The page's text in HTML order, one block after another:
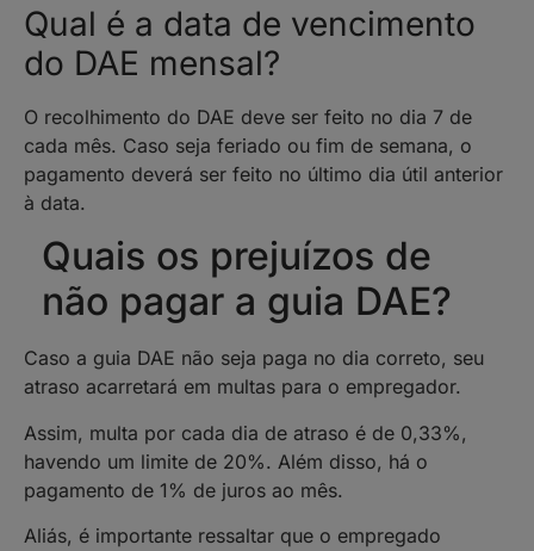
Qual é a data de vencimento
do DAE mensal?
O recolhimento do DAE deve ser feito no dia 7 de
cada mês. Caso seja feriado ou fim de semana, o
pagamento deverá ser feito no último dia útil anterior
à data.
Quais os prejuízos de
não pagar a guia DAE?
Caso a guia DAE não seja paga no dia correto, seu
atraso acarretará em multas para o empregador.
Assim, multa por cada dia de atraso é de 0,33%,
havendo um limite de 20%. Além disso, há o
pagamento de 1% de juros ao mês.
Aliás, é importante ressaltar que o empregado